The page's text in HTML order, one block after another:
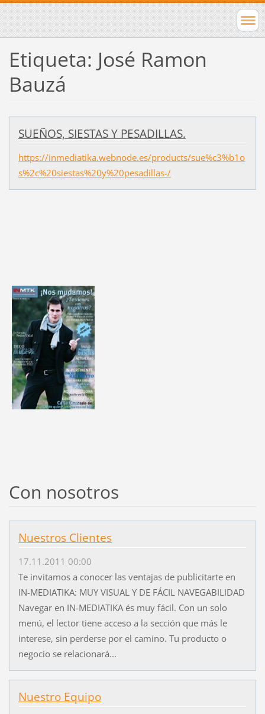
Etiqueta: José Ramon
Bauzá
SUEÑOS, SIESTAS Y PESADILLAS.
https://inmediatika.webnode.es/products/sue%c3%b1o
s%2c%20siestas%20y%20pesadillas-/
Con nosotros
Nuestros Clientes
17.11.2011 00:00
Te invitamos a conocer las ventajas de publicitarte en
IN-MEDIATIKA: MUY VISUAL Y DE FÁCIL NAVEGABILIDAD
Navegar en IN-MEDIATIKA és muy fácil. Con un solo
menú, el lector tiene acceso a la sección que más le
interese, sin perderse por el camino. Tu producto o
negocio se relacionará...
Nuestro Equipo